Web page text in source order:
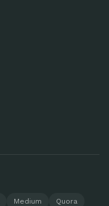
Medium
Quora